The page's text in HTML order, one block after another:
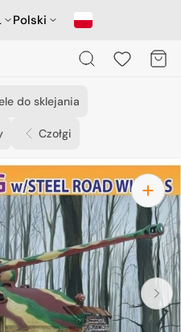
Polski
Koszyk
do sklejania
Czołgi
Otwórz
media
1